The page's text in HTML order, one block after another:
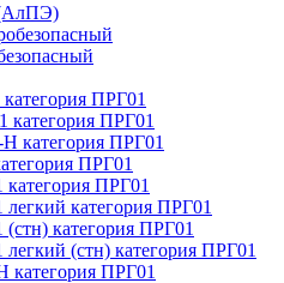
ПРГ01
ПРГ01
ПРГ01
ПРГ01
ПРГ01
категория ПРГ01
категория ПРГ01
(стн) категория ПРГ01
ПРГ01